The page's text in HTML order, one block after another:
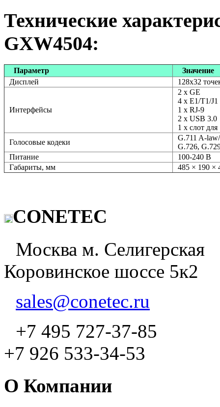
Технические
GXW4504:
Параметр
Значение
Дисплей
128x32
Интерфейсы
2 х GE
4 х E1/T1/J1
1 х RJ-9
2 х USB 3.0
1 х слот для
Голосовые кодеки
G.711 A-
G.726,
Питание
100-240 В
Габариты, мм
485 × 190 ×
CONETEC
Москва м. Селигерская
Коровинское шоссе 5к2
sales@conetec.ru
+7 495 727-37-85
+7 926 533-34-53
О Компании